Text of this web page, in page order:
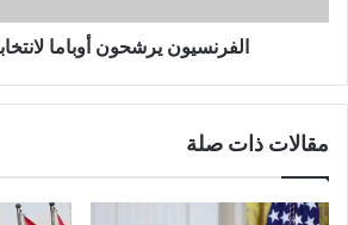
الفرنسيون يرشحون أوباما
مقالات ذات صلة